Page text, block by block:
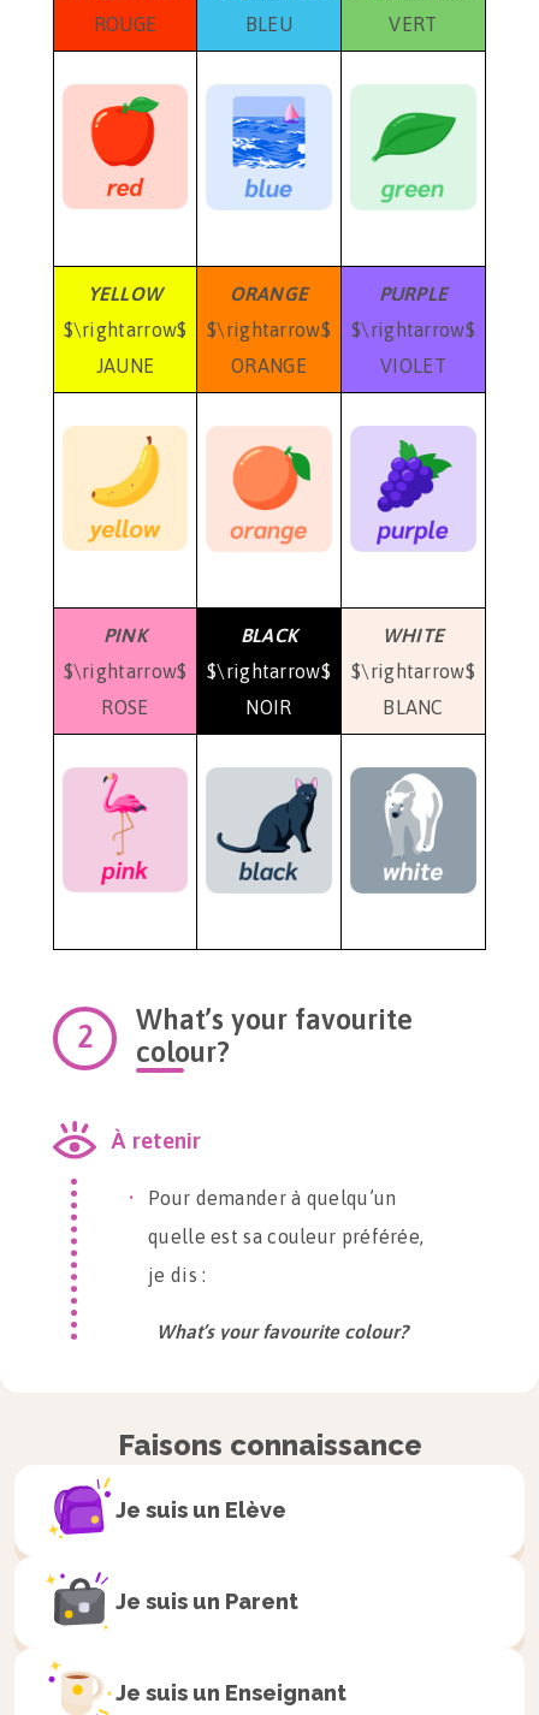
ROUGE
BLEU
VERT
YELLOW
$\rightarrow$
JAUNE
ORANGE
$\rightarrow$
ORANGE
PURPLE
$\rightarrow$
VIOLET
PINK
$\rightarrow$
ROSE
BLACK
$\rightarrow$
NOIR
WHITE
$\rightarrow$
BLANC
What’s your favourite
colour?
À retenir
Pour demander à quelqu’un
quelle est sa couleur préférée,
je dis :
What’s yourfavourite colour?
Myfavouritecolour
OU
Exemple
Faisons connaissance
Je suis un Elève
Je suis un Parent
Je suis un Enseignant